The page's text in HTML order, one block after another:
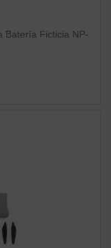
Batería Ficticia NP-